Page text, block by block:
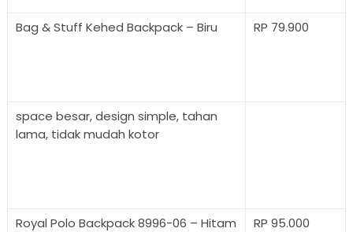
Bag & Stuff Kehed Backpack – Biru RP 79.900
space besar, design simple, tahan
lama, tidak mudah kotor
Royal Polo Backpack 8996-06 – Hitam RP 95.000